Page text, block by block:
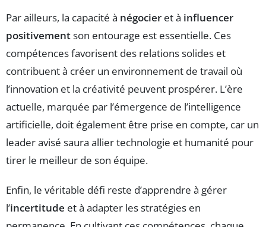
Par ailleurs, la capacité à négocier et à influencer
positivementson entourage est essentielle. Ces
compétences favorisent des relations solides et
contribuent à créer un environnement de travail où
l’innovation et la créativité peuvent prospérer. L’ère
actuelle, marquée par l’émergence de l’intelligence
artificielle, doit également être prise en compte, car un
leader avisé saura allier technologie et humanité pour
tirer le meilleur de son équipe.
Enfin, le véritable défi reste d’apprendre à gérer
l’incertitude et à adapter les stratégies en